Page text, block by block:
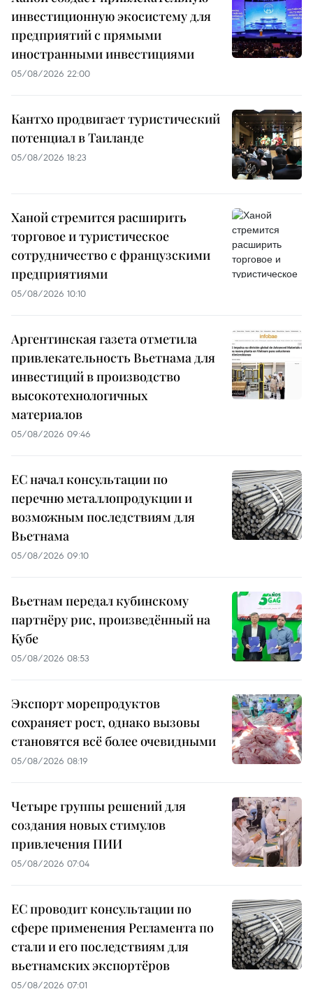
инвестиционную экосистему для
предприятий с прямыми
иностранными инвестициями
05/08/2026 22:00
Кантхо продвигает туристический
потенциал в Таиланде
05/08/2026 18:23
Ханой стремится расширить
торговое и туристическое
сотрудничество с французскими
предприятиями
05/08/2026 10:10
Аргентинская газета отметила
привлекательность Вьетнама для
инвестиций в производство
высокотехнологичных
материалов
05/08/2026 09:46
ЕС начал консультации по
перечню металлопродукции и
возможным последствиям для
Вьетнама
05/08/2026 09:10
Вьетнам передал кубинскому
партнёру рис, произведённый на
Кубе
05/08/2026 08:53
Экспорт морепродуктов
сохраняет рост, однако вызовы
становятся всё более очевидными
05/08/2026 08:19
Четыре группы решений для
создания новых стимулов
привлечения ПИИ
05/08/2026 07:04
ЕС проводит консультации по
сфере применения Регламента по
стали и его последствиям для
вьетнамских экспортёров
05/08/2026 07:01